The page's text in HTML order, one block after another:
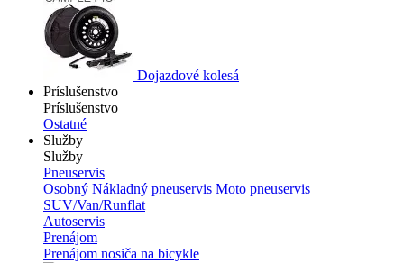
Dojazdové kolesá
Príslušenstvo
Príslušenstvo
Ostatné
Služby
Služby
Pneuservis
Osobný Nákladný pneuservis Moto pneuservis
SUV/Van/Runflat
Autoservis
Prenájom
Prenájom nosiča na bicykle